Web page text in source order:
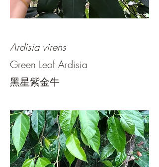
Ardisia virens
Green Leaf Ardisia
黑星紫金牛